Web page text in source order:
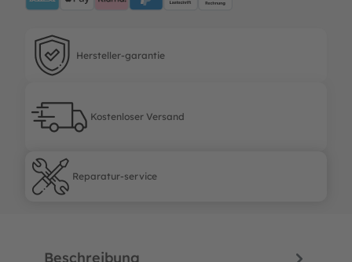
Hersteller-garantie
Hersteller-garantie
Kostenloser Versand
Kostenloser Versand
Reparatur-service
Reparatur-service
Beschreibung